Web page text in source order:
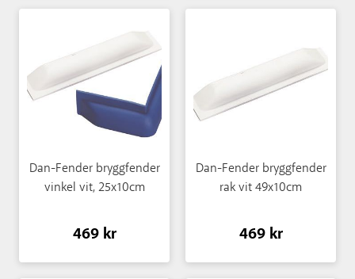
Dan-Fender bryggfender
vinkel vit, 25x10cm
469 kr
Dan-Fender bryggfender
rak vit 49x10cm
469 kr